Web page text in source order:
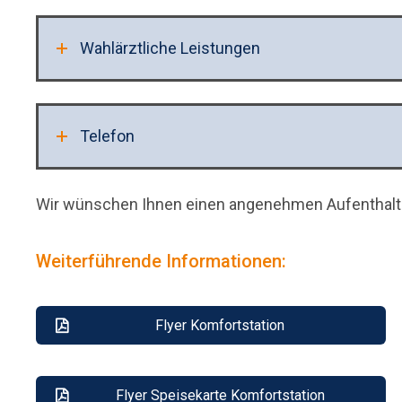
Wahlärztliche Leistungen
Telefon
Wir wünschen Ihnen einen angenehmen
Weiterführende Informationen:
Flyer Komfortstation
Flyer Speisekarte Komfortstation